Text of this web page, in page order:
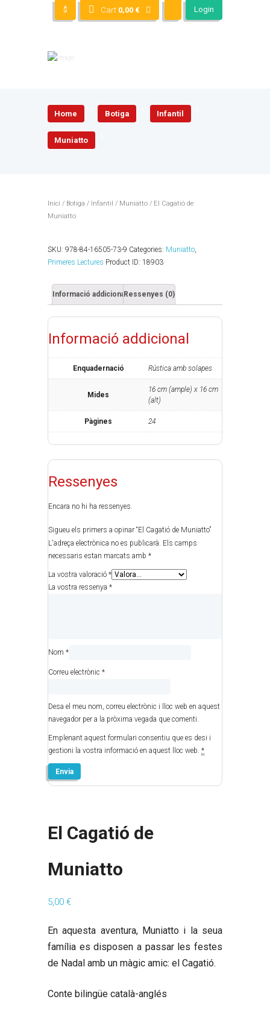
$ Cart 0,00 € Login
Home Botiga Infantil
Muniatto
Inici / Botiga / Infantil / Muniatto / El Cagatió de
Muniatto
SKU: 978-84-16505-73-9 Categories: Muniatto,
Primeres Lectures Product ID: 18903
Informació addicionalRessenyes (0)
Informació addicional
Enquadernació Rústica amb solapes
Mides
16 cm (ample) x 16 cm
(alt)
Pàgines 24
Ressenyes
Encara no hi ha ressenyes.
Sigueu els primers a opinar “El Cagatió de Muniatto”
L'adreça electrònica no es publicarà. Els camps
necessaris estan marcats amb *
La vostra valoració *
La vostra ressenya *
Nom *
Correu electrònic *
Desa el meu nom, correu electrònic i lloc web en aquest
navegador per a la pròxima vegada que comenti.
Emplenant aquest formulari consentiu que es desi i
gestioni la vostra informació en aquest lloc web. *
El Cagatió de
Muniatto
5,00 €
En aquesta aventura, Muniatto i la seua
família es disposen a passar les festes
de Nadal amb un màgic amic: el Cagatió.
Conte bilingüe català-anglés